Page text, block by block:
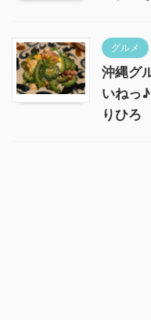
グルメ
沖縄グ
いねっ
りひろ